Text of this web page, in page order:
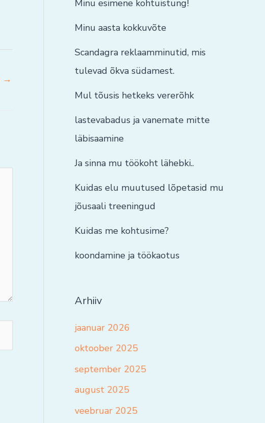
→
Minu esimene kohtuistung!
Minu aasta kokkuvõte
Scandagra reklaamminutid, mis
tulevad õkva südamest.
Mul tõusis hetkeks vererõhk
lastevabadus ja vanemate mitte
läbisaamine
Ja sinna mu töökoht lähebki..
Kuidas elu muutused lõpetasid mu
jõusaali treeningud
Kuidas me kohtusime?
koondamine ja töökaotus
Arhiiv
jaanuar 2026
oktoober 2025
september 2025
august 2025
veebruar 2025